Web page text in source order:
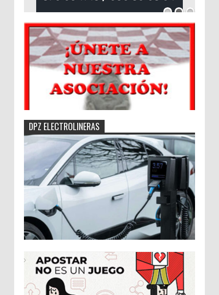
DPZ ELECTROLINERAS